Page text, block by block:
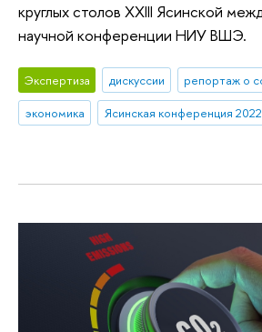
круглых столов XXIII Ясинской
научной конференции НИУ ВШЭ.
Экспертиза дискуссии
репортаж о
экономика
Ясинская конференция 2022